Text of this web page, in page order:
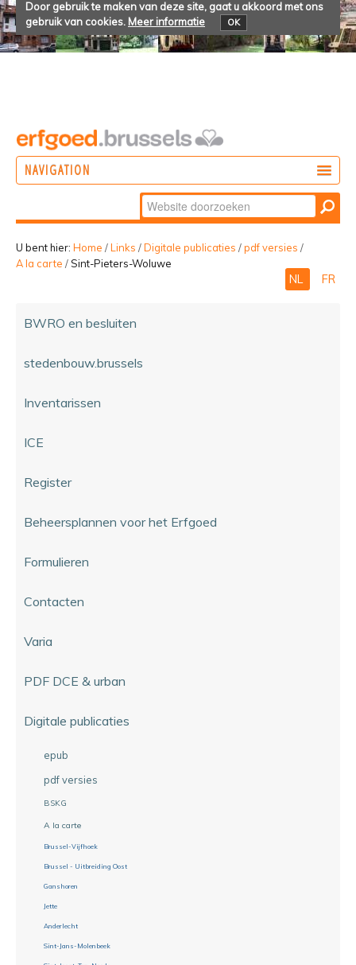
Door gebruik te maken van deze site, gaat u akkoord met ons
gebruik van cookies. Meer informatie OK
NAVIGATION
BELEVEN
Zoek
Geavanceerd
zoeken...
U bent hier: Home /Links /Digitale publicaties /pdf versies /
A la carte /Sint-Pieters-Woluwe
NL FR
BWRO en besluiten
stedenbouw.brussels
Inventarissen
ICE
Register
Beheersplannen voor het Erfgoed
Formulieren
Contacten
Varia
PDF DCE & urban
Digitale publicaties
epub
pdf versies
BSKG
A la carte
Brussel-Vijfhoek
Brussel - Uitbreiding Oost
Ganshoren
Jette
Anderlecht
Sint-Jans-Molenbeek